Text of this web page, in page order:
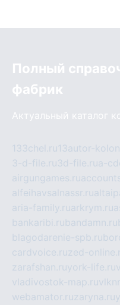
Полный
фабрик
Актуальный каталог
133chel.ru13autor-
3-d-file.ru3d-file.rua-
airgungames.ru
alfeihavsalnassr.ru
aria-family.ruarkrym.ru
bankaribi.rubandamn.ru
blagodarenie-spb.ru
cardvoice.ruzed-
zarafshan.ruyork-life.ru
vladivostok-map.ru
webamator.ruzaryna.ru